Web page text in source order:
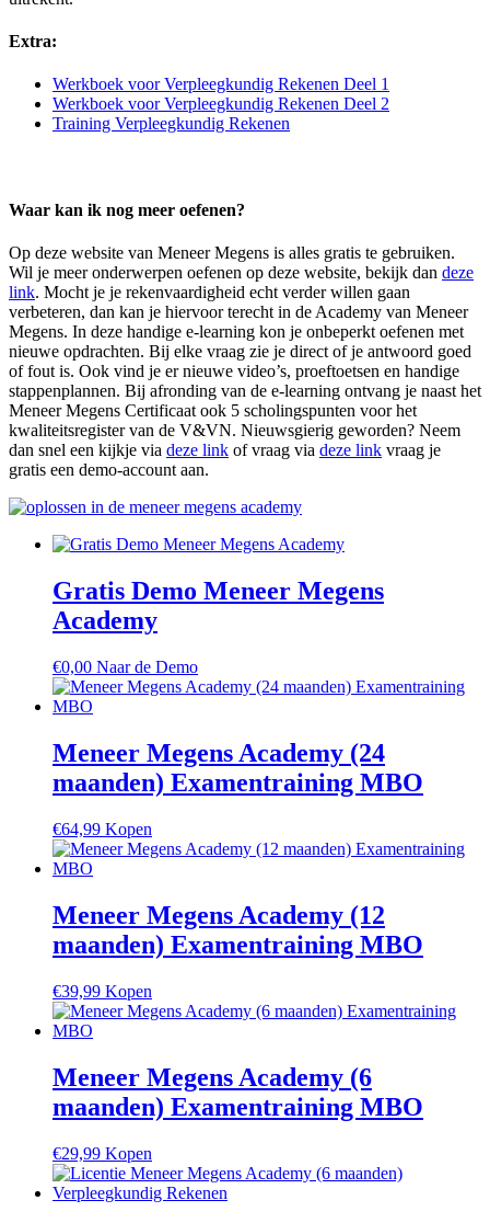
Extra:
Werkboek voor Verpleegkundig Rekenen Deel 1
Werkboek voor Verpleegkundig Rekenen Deel 2
Training Verpleegkundig Rekenen
Waar kan ik nog meer oefenen?
Op deze website van Meneer Megens is alles gratis te gebruiken.
Wil je meer onderwerpen oefenen op deze website, bekijk dan deze
link. Mocht je je rekenvaardigheid echt verder willen gaan
verbeteren, dan kan je hiervoor terecht in de Academy van Meneer
Megens. In deze handige e-learning kon je onbeperkt oefenen met
nieuwe opdrachten. Bij elke vraag zie je direct of je antwoord goed
of fout is. Ook vind je er nieuwe video’s, proeftoetsen en handige
stappenplannen. Bij afronding van de e-learning ontvang je naast het
Meneer Megens Certificaat ook 5 scholingspunten voor het
kwaliteitsregister van de V&VN. Nieuwsgierig geworden? Neem
dan snel een kijkje via deze link of vraag via deze link vraag je
gratis een demo-account aan.
Gratis Demo Meneer Megens
Academy
€0,00 Naar de Demo
Meneer Megens Academy (24
maanden) Examentraining MBO
€64,99 Kopen
Meneer Megens Academy (12
maanden) Examentraining MBO
€39,99 Kopen
Meneer Megens Academy (6
maanden) Examentraining MBO
€29,99 Kopen